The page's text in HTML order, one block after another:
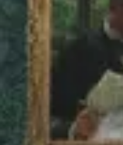
Système Irrigation
Installation
Réglages Entretien et
Système Irrigation